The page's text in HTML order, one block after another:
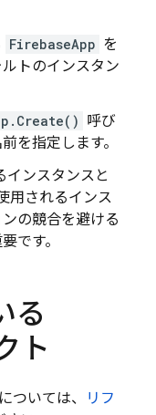
FirebaseApp を
トのインスタン
呼び
を指定します。
インスタンスと
用されるインス
の競合を避ける
です。
る
ト
ついては、
リフ